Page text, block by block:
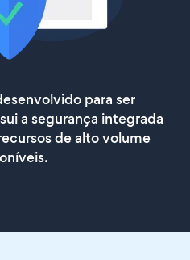
para ser
a segurança integrada
de alto volume